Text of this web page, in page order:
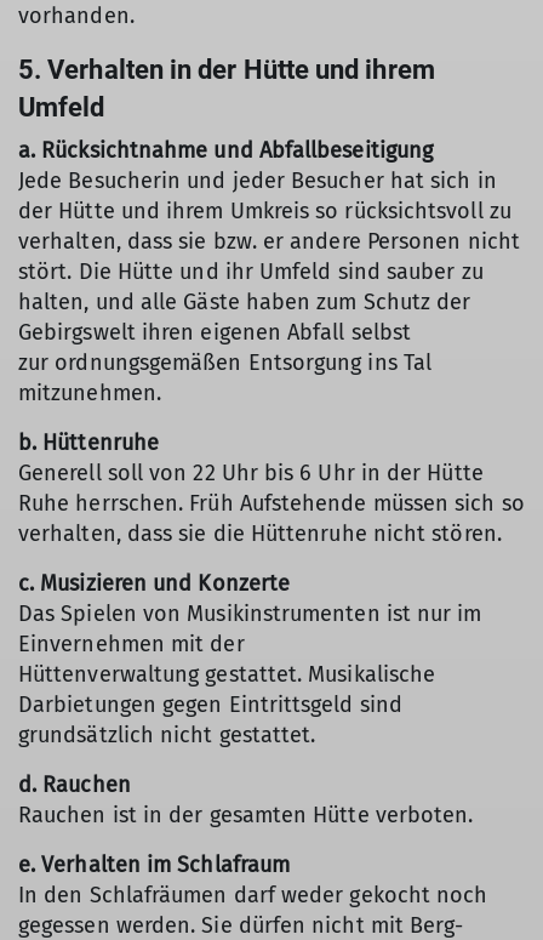
vorhanden.
5. Verhalten in der Hütte und ihrem
Umfeld
a. Rücksichtnahme und Abfallbeseitigung
Jede Besucherin und jeder Besucher hat sich in
der Hütte und ihrem Umkreis so rücksichtsvoll zu
verhalten, dass sie bzw. er andere Personen nicht
stört. Die Hütte und ihr Umfeld sind sauber zu
halten, und alle Gäste haben zum Schutz der
Gebirgswelt ihren eigenen Abfall selbst
zur ordnungsgemäßen Entsorgung ins Tal
mitzunehmen.
b. Hüttenruhe
Generell soll von 22 Uhr bis 6 Uhr in der Hütte
Ruhe herrschen. Früh Aufstehende müssen sich so
verhalten, dass sie die Hüttenruhe nicht stören.
c. Musizieren und Konzerte
Das Spielen von Musikinstrumenten ist nur im
Einvernehmen mit der
Hüttenverwaltung gestattet. Musikalische
Darbietungen gegen Eintrittsgeld sind
grundsätzlich nicht gestattet.
d. Rauchen
Rauchen ist in der gesamten Hütte verboten.
e. Verhalten im Schlafraum
In den Schlafräumen darf weder gekocht noch
gegessen werden. Sie dürfen nicht mit Berg-